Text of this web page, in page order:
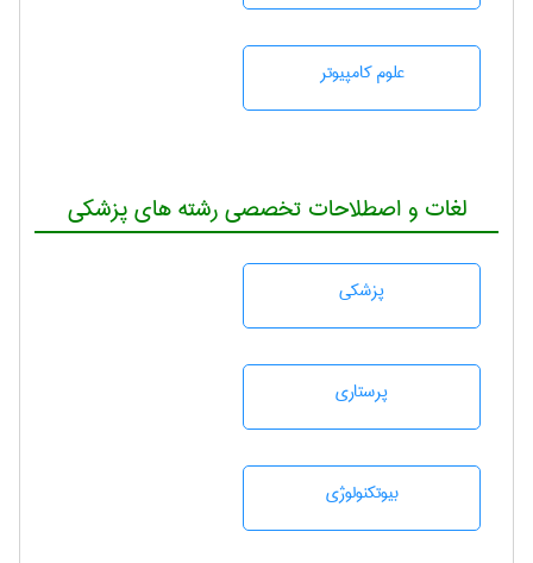
علوم کامپیوتر
لغات و اصطلاحات تخصصی رشته های پزشکی
پزشكی
پرستاری
بيوتكنولوژی